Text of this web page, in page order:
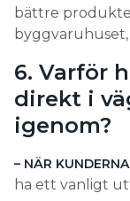
bättre
byggvaruhuset,
6. Varför
direkt i
igenom?
– NÄR
ha ett vanligt